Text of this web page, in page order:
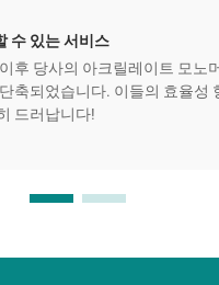
수 있는 서비스
후 당사의 아크릴레이트 모노
축되었습니다. 이들의 효율성
드러납니다!